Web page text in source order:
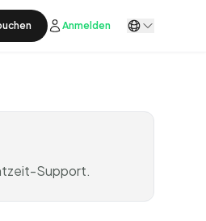
Anmelden
Support.